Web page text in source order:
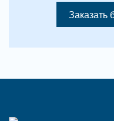
Заказать